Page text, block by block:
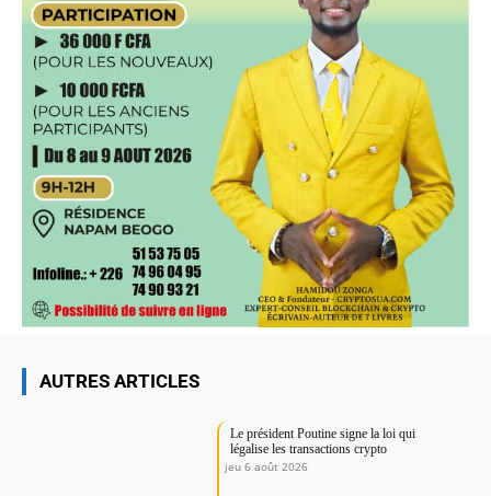
AUTRES ARTICLES
Le président Poutine signe la loi qui
légalise les transactions crypto
jeu 6 août 2026